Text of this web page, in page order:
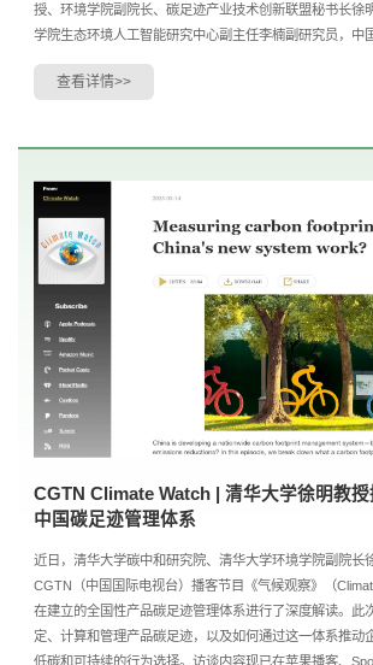
授、环境学院副院长、碳足迹产业技术创新联盟秘书长徐
学院生态环境人工智能研究中心副主任李楠副研究员，中
查看详情>>
CGTN Climate Watch | 清华大学徐明教
中国碳足迹管理体系
近日，清华大学碳中和研究院、清华大学环境学院副院长
CGTN（中国国际电视台）播客节目《气候观察》（
在建立的全国性产品碳足迹管理体系进行了深度解读。此
定、计算和管理产品碳足迹，以及如何通过这一体系推动
低碳和可持续的行为选择。访谈内容现已在苹果播客、